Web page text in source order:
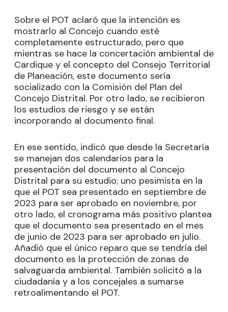
Sobre el POT aclaró que la intención es
mostrarlo al Concejo cuando esté
completamente estructurado, pero que
mientras se hace la concertación ambiental de
Cardique y el concepto del Consejo Territorial
de Planeación, este documento sería
socializado con la Comisión del Plan del
Concejo Distrital. Por otro lado, se recibieron
los estudios de riesgo y se están
incorporando al documento final.
En ese sentido, indicó que desde la Secretaría
se manejan dos calendarios para la
presentación del documento al Concejo
Distrital para su estudio; uno pesimista en la
que el POT sea presentado en septiembre de
2023 para ser aprobado en noviembre, por
otro lado, el cronograma más positivo plantea
que el documento sea presentado en el mes
de junio de 2023 para ser aprobado en julio.
Añadió que el único reparo que se tendría del
documento es la protección de zonas de
salvaguarda ambiental. También solicitó a la
ciudadanía y a los concejales a sumarse
retroalimentando el POT.